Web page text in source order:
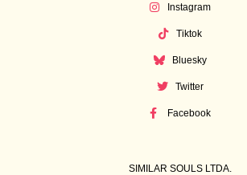
Instagram
Tiktok
Bluesky
Twitter
Facebook
SIMILAR SOULS LTDA.